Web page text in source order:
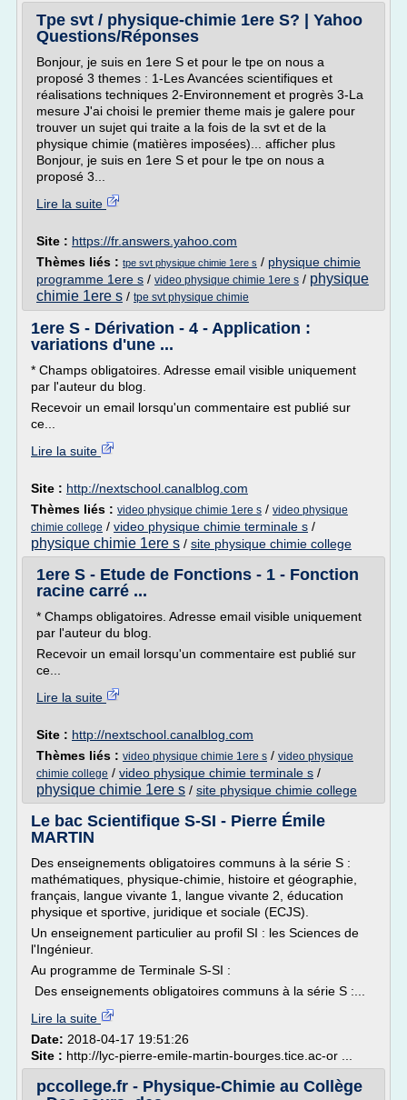
Tpe svt / physique-chimie 1ere S? | Yahoo
Questions/Réponses
Bonjour, je suis en 1ere S et pour le tpe on nous a
proposé 3 themes : 1-Les Avancées scientifiques et
réalisations techniques 2-Environnement et progrès 3-La
mesure J'ai choisi le premier theme mais je galere pour
trouver un sujet qui traite a la fois de la svt et de la
physique chimie (matières imposées)... afficher plus
Bonjour, je suis en 1ere S et pour le tpe on nous a
proposé 3...
Lire la suite
Site : https://fr.answers.yahoo.com
Thèmes liés : tpe svt physique chimie 1ere s / physique chimie
programme 1ere s / video physique chimie 1ere s / physique
chimie 1ere s / tpe svt physique chimie
1ere S - Dérivation - 4 - Application :
variations d'une ...
* Champs obligatoires. Adresse email visible uniquement
par l'auteur du blog.
Recevoir un email lorsqu'un commentaire est publié sur
ce...
Lire la suite
Site : http://nextschool.canalblog.com
Thèmes liés : video physique chimie 1ere s / video physique
chimie college / video physique chimie terminale s /
physique chimie 1ere s / site physique chimie college
1ere S - Etude de Fonctions - 1 - Fonction
racine carré ...
* Champs obligatoires. Adresse email visible uniquement
par l'auteur du blog.
Recevoir un email lorsqu'un commentaire est publié sur
ce...
Lire la suite
Site : http://nextschool.canalblog.com
Thèmes liés : video physique chimie 1ere s / video physique
chimie college / video physique chimie terminale s /
physique chimie 1ere s / site physique chimie college
Le bac Scientifique S-SI - Pierre Émile
MARTIN
Des enseignements obligatoires communs à la série S :
mathématiques, physique-chimie, histoire et géographie,
français, langue vivante 1, langue vivante 2, éducation
physique et sportive, juridique et sociale (ECJS).
Un enseignement particulier au profil SI : les Sciences de
l'Ingénieur.
Au programme de Terminale S-SI :
Des enseignements obligatoires communs à la série S :...
Lire la suite
Date: 2018-04-17 19:51:26
Site : http://lyc-pierre-emile-martin-bourges.tice.ac-or ...
pccollege.fr - Physique-Chimie au Collège